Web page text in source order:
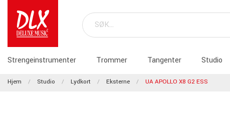
Strengeinstrumenter Trommer Tangenter Studio
Hjem Studio Lydkort Eksterne UA APOLLO X8 G2 ESS